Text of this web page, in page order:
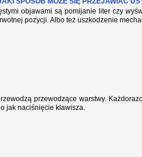
objawami są pomijanie liter czy
pozycji. Albo też uszkodzenie
przewodzące warstwy.
jak naciśnięcie klawisza.